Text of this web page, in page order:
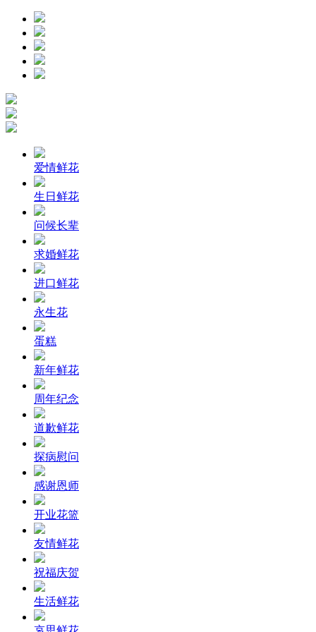
爱情鲜花
生日鲜花
问候长辈
求婚鲜花
进口鲜花
永生花
蛋糕
新年鲜花
周年纪念
道歉鲜花
探病慰问
感谢恩师
开业花篮
友情鲜花
祝福庆贺
生活鲜花